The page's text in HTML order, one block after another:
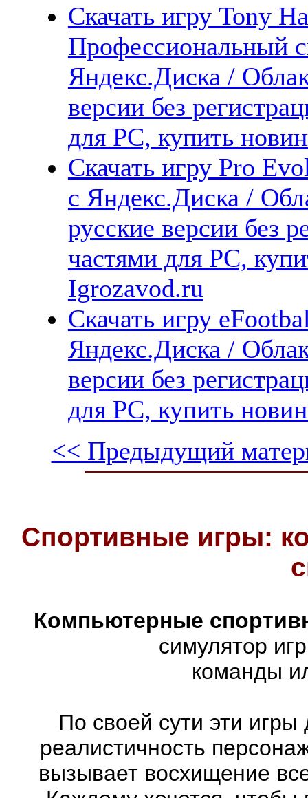
Скачать игру Tony
Профессиональный
Яндекс.Диска /
версии без
для PC, купить
Скачать игру Pro
с Яндекс.Диска /
русские версии без
частями для PC,
Igrozavod.ru
Скачать игру
Яндекс.Диска /
версии без
для PC, купить
<< Предыдущий
Спортивные игры:
Компьютерные
симулятор
команды
По своей сути эти
реалистичность
вызывает восхищение